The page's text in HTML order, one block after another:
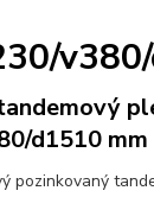
d1510 mm
pozinkovaný